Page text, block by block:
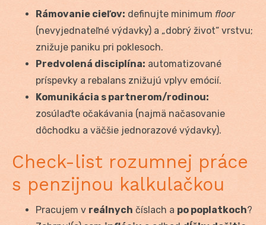
Rámovanie cieľov: definujte minimum floor
(nevyjednateľné výdavky) a „dobrý život“ vrstvu;
znižuje paniku pri poklesoch.
Predvolená disciplína: automatizované
príspevky a rebalans znižujú vplyv emócií.
Komunikácia s partnerom/rodinou:
zosúlaďte očakávania (najmä načasovanie
dôchodku a väčšie jednorazové výdavky).
Check-list rozumnej práce
s penzijnou kalkulačkou
Pracujem v reálnych číslach a po poplatkoch?